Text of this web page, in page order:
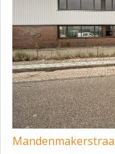
­- afgewerkte
­-
­- lift / trappenhuis
­- in de staat waarin
HUURPRIJS
Vanaf 70,-- per m²